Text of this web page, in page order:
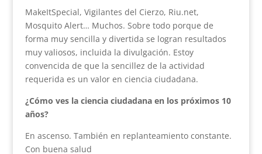
MakeItSpecial, Vigilantes del Cierzo, Riu.net,
Mosquito Alert… Muchos. Sobre todo porque de
forma muy sencilla y divertida se logran resultados
muy valiosos, incluida la divulgación. Estoy
convencida de que la sencillez de la actividad
requerida es un valor en ciencia ciudadana.
¿Cómo ves la ciencia ciudadana en los próximos 10
años?
En ascenso. También en replanteamiento constante.
Con buena salud